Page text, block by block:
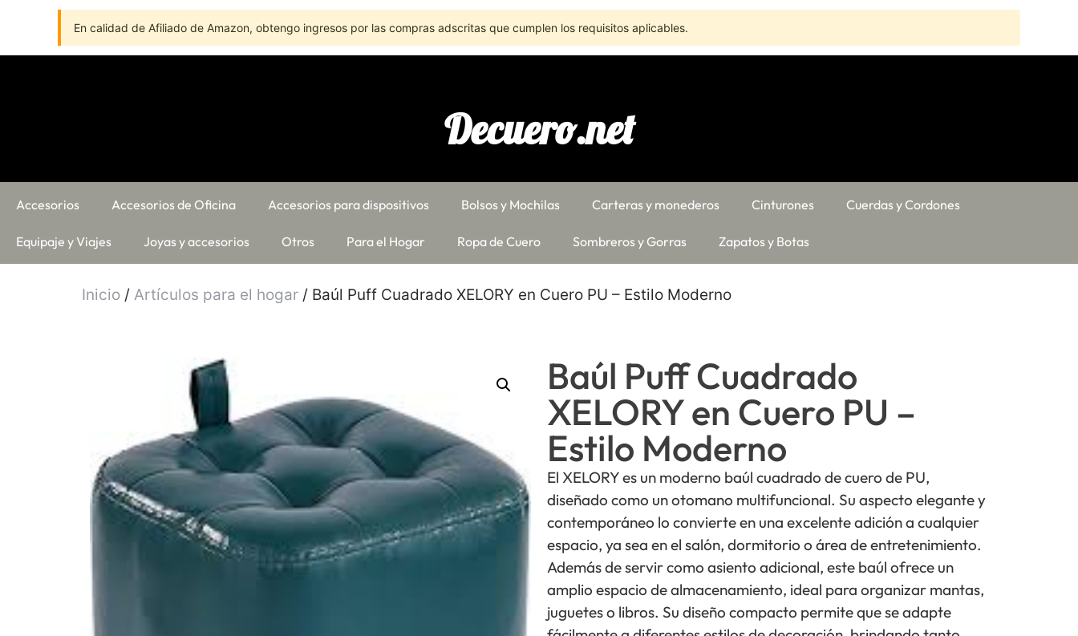
En calidad de Afiliado de Amazon, obtengo ingresos por las compras adscritas que cumplen los requisitos aplicables.
Decuero.net
Accesorios Accesorios de Oficina Accesorios para dispositivos Bolsos y Mochilas Carteras y monederos Cinturones Cuerdas y Cordones
Equipaje y Viajes Joyas y accesorios Otros Para el Hogar Ropa de Cuero Sombreros y Gorras Zapatos y Botas
Inicio / Artículos para el hogar / Baúl Puff Cuadrado XELORY en Cuero PU – Estilo Moderno
Baúl Puff Cuadrado
XELORY en Cuero PU –
Estilo Moderno
El XELORY es un moderno baúl cuadrado de cuero de PU,
diseñado como un otomano multifuncional. Su aspecto elegante y
contemporáneo lo convierte en una excelente adición a cualquier
espacio, ya sea en el salón, dormitorio o área de entretenimiento.
Además de servir como asiento adicional, este baúl ofrece un
amplio espacio de almacenamiento, ideal para organizar mantas,
juguetes o libros. Su diseño compacto permite que se adapte